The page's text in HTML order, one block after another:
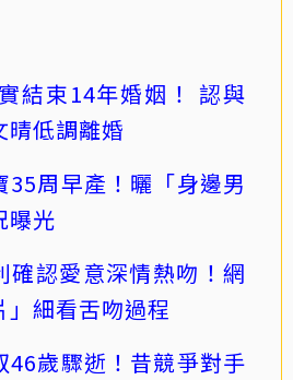
結束14年婚姻！ 認與
晴低調離婚
35周早產！曬「身邊男
曝光
確認愛意深情熱吻！網
」細看舌吻過程
46歲驟逝！昔競爭對手